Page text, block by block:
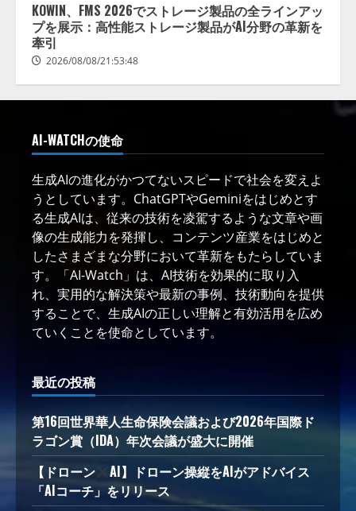
KOWIN、FMS 2026でストレージ製品の全ラインアッ
プを展示：高性能ストレージ製品がAI分野の革新を
牽引
2026/08/08/21:53:48
AI-WATCHの使命
生成AIの進化がかつてないスピードで社会を変えよ
うとしています。ChatGPTやGeminiをはじめとす
る生成AIは、従来の技術を凌駕するような文章や画
像の生成能力を発揮し、コンテンツ産業をはじめと
したさまざまな分野において革新をもたらしていま
す。「AI-Watch」は、AI技術を効果的に取り入
れ、実用的な解決策や最新の事例、技術動向を提供
することで、生成AIの正しい理解と有効活用を広め
ていくことを使命としています。
最近の投稿
第16回世界華人生命保険会議および2026年国際ド
ラゴン賞（IDA）年次会議が盛大に開催
【ドローン
AI】ドローン操縦をAIがアドバイス
「AIコーチ」をリリース